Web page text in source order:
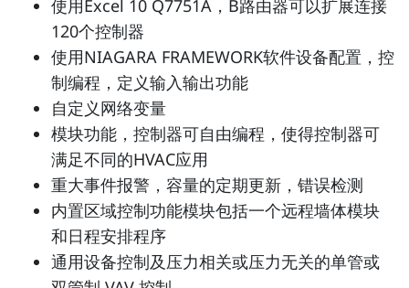
使用Excel 10 Q7751A，B路由器可以扩展连接
120个控制器
使用NIAGARA FRAMEWORK软件设备配置，控
制编程，定义输入输出功能
自定义网络变量
模块功能，控制器可自由编程，使得控制器可
满足不同的HVAC应用
重大事件报警，容量的定期更新，错误检测
内置区域控制功能模块包括一个远程墙体模块
和日程安排程序
通用设备控制及压力相关或压力无关的单管或